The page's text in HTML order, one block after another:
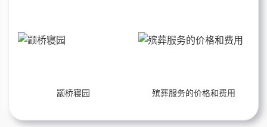
颛桥寝园 殡葬服务的价格和费用